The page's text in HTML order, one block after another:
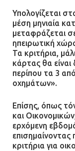
Υπολογίζεται
μέση μηνιαία
μεταφράζεται
ηπειρωτική
Τα κριτήρια,
κάρτας θα
περίπου τα 3
οχημάτων».
Επίσης, όπως
και
ερχόμενη
κριτήρια για